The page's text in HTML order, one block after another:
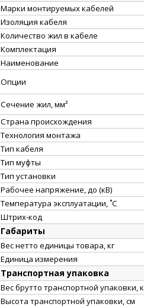
Марки монтируемых кабелей
Изоляция кабеля
Количество жил в кабеле
Комплектация
Наименование
Опции
Сечение жил, мм²
Страна происхождения
Технология монтажа
Тип кабеля
Тип муфты
Тип установки
Рабочее напряжение, до (кВ)
Температура эксплуатации, ˚С
Штрих-код
Габариты
Вес нетто единицы товара, кг
Единица измерения
Транспортная упаковка
Вес брутто транспортной упаковки,
Высота транспортной упаковки, см